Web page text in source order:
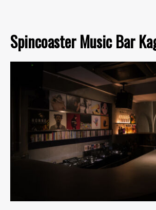
Spincoaster Music Bar